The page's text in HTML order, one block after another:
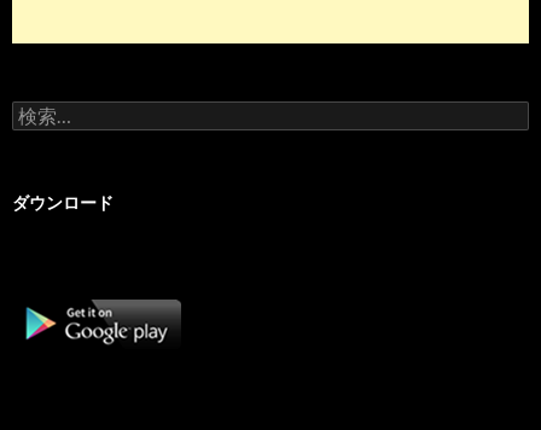
検
索:
ダウンロード